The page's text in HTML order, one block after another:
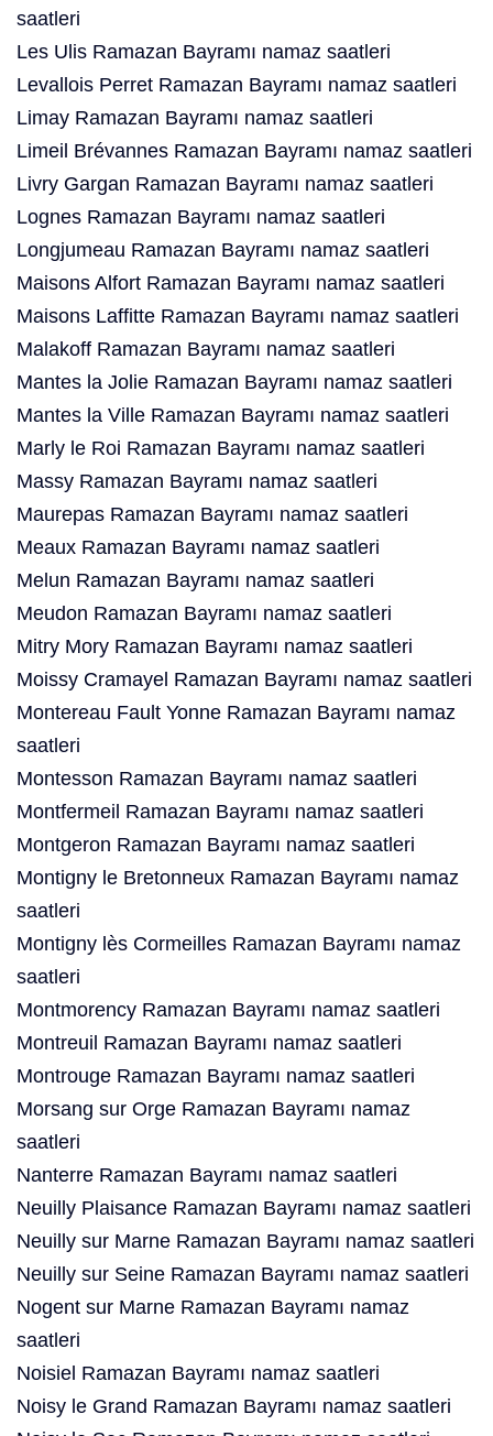
saatleri
Les Ulis Ramazan Bayramı namaz saatleri
Levallois Perret Ramazan Bayramı namaz saatleri
Limay Ramazan Bayramı namaz saatleri
Limeil Brévannes Ramazan Bayramı namaz saatleri
Livry Gargan Ramazan Bayramı namaz saatleri
Lognes Ramazan Bayramı namaz saatleri
Longjumeau Ramazan Bayramı namaz saatleri
Maisons Alfort Ramazan Bayramı namaz saatleri
Maisons Laffitte Ramazan Bayramı namaz saatleri
Malakoff Ramazan Bayramı namaz saatleri
Mantes la Jolie Ramazan Bayramı namaz saatleri
Mantes la Ville Ramazan Bayramı namaz saatleri
Marly le Roi Ramazan Bayramı namaz saatleri
Massy Ramazan Bayramı namaz saatleri
Maurepas Ramazan Bayramı namaz saatleri
Meaux Ramazan Bayramı namaz saatleri
Melun Ramazan Bayramı namaz saatleri
Meudon Ramazan Bayramı namaz saatleri
Mitry Mory Ramazan Bayramı namaz saatleri
Moissy Cramayel Ramazan Bayramı namaz saatleri
Montereau Fault Yonne Ramazan Bayramı namaz
saatleri
Montesson Ramazan Bayramı namaz saatleri
Montfermeil Ramazan Bayramı namaz saatleri
Montgeron Ramazan Bayramı namaz saatleri
Montigny le Bretonneux Ramazan Bayramı namaz
saatleri
Montigny lès Cormeilles Ramazan Bayramı namaz
saatleri
Montmorency Ramazan Bayramı namaz saatleri
Montreuil Ramazan Bayramı namaz saatleri
Montrouge Ramazan Bayramı namaz saatleri
Morsang sur Orge Ramazan Bayramı namaz
saatleri
Nanterre Ramazan Bayramı namaz saatleri
Neuilly Plaisance Ramazan Bayramı namaz saatleri
Neuilly sur Marne Ramazan Bayramı namaz saatleri
Neuilly sur Seine Ramazan Bayramı namaz saatleri
Nogent sur Marne Ramazan Bayramı namaz
saatleri
Noisiel Ramazan Bayramı namaz saatleri
Noisy le Grand Ramazan Bayramı namaz saatleri